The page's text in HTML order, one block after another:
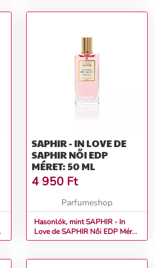
SAPHIR - IN LOVE DE
SAPHIR NŐI EDP
MÉRET: 50 ML
4 950 Ft
Parfumeshop
Hasonlók, mint SAPHIR - In
Love de SAPHIR Női EDP Méret:
50 ml